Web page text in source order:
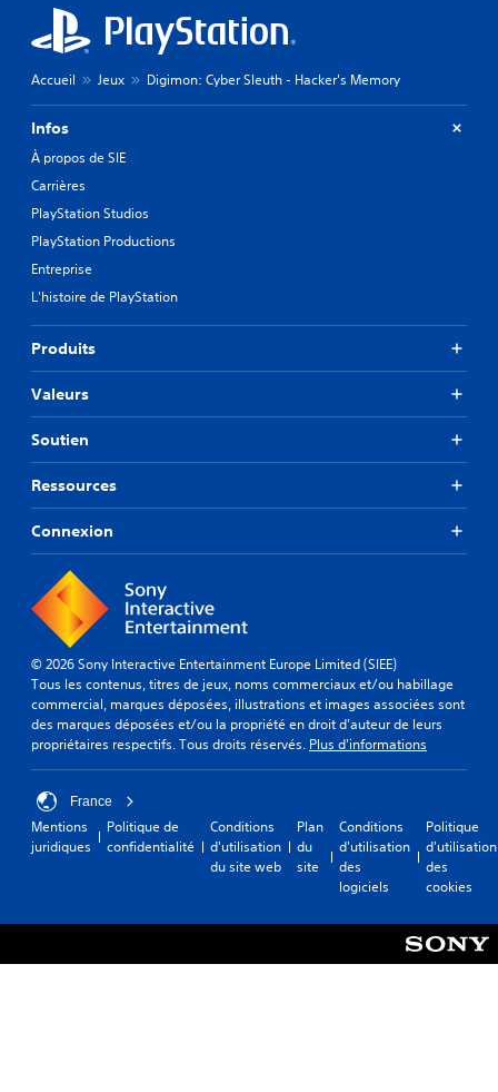
Accueil Jeux Digimon: Cyber Sleuth - Hacker's Memory
Infos
À propos de SIE
Carrières
PlayStation Studios
PlayStation Productions
Entreprise
L'histoire de PlayStation
Produits
Valeurs
Soutien
Ressources
Connexion
© 2026 Sony Interactive Entertainment Europe Limited (SIEE)
Tous les contenus, titres de jeux, noms commerciaux et/ou habillage
commercial, marques déposées, illustrations et images associées sont
des marques déposées et/ou la propriété en droit d'auteur de leurs
propriétaires respectifs. Tous droits réservés. Plus d'informations
France
Mentions
juridiques
Politique de
confidentialité
Conditions
d'utilisation
du site web
Plan
du
site
Conditions
d'utilisation
des
logiciels
Politique
d'utilisation
des
cookies